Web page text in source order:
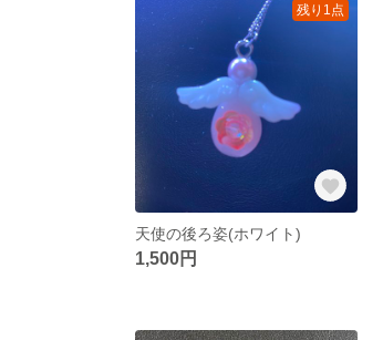
残り1点
天使の後ろ姿(ホワイト)
1,500円